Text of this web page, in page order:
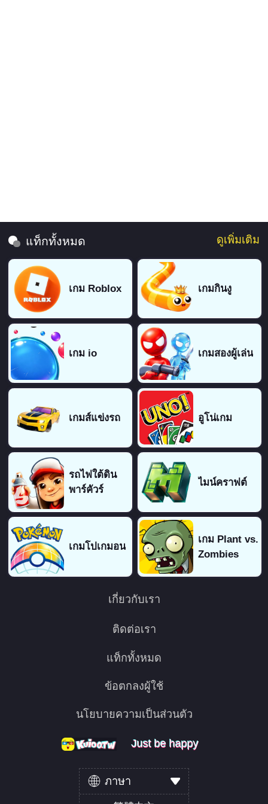
แท็กทั้งหมด ดูเพิ่มเติม
เกม Roblox เกมกินงู
เกม io เกมสองผู้เล่น
เกมส์แข่งรถ อูโน่เกม
รถไฟใต้ดิน
พาร์คัวร์
ไมน์คราฟต์
เกมโปเกมอน
เกม Plant vs.
Zombies
เกี่ยวกับเรา
ติดต่อเรา
แท็กทั้งหมด
ข้อตกลงผู้ใช้
นโยบายความเป็นส่วนตัว
Just be happy
Just be happy
Just be happy
ภาษา